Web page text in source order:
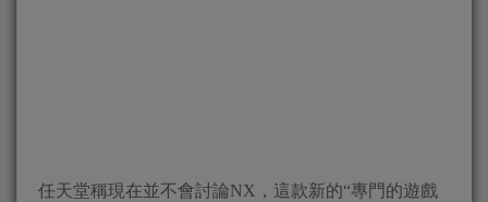
任天堂稱現在並不會討論NX，這款新的“專門的遊戲